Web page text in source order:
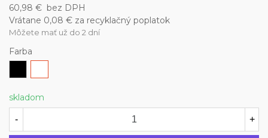
60,98 € bez DPH
Vrátane 0,08 € za recyklačný poplatok
Môžete mať už do 2 dní
Farba
skladom
- +